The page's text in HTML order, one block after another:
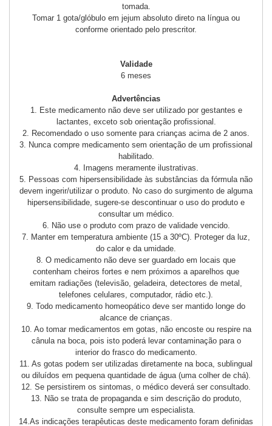
tomada.
Tomar 1 gota/glóbulo em jejum absoluto direto na língua ou
conforme orientado pelo prescritor.
Validade
6 meses
Advertências
1. Este medicamento não deve ser utilizado por gestantes e
lactantes, exceto sob orientação profissional.
2. Recomendado o uso somente para crianças acima de 2 anos.
3. Nunca compre medicamento sem orientação de um profissional
habilitado.
4. Imagens meramente ilustrativas.
5. Pessoas com hipersensibilidade às substâncias da fórmula não
devem ingerir/utilizar o produto. No caso do surgimento de alguma
hipersensibilidade, sugere-se descontinuar o uso do produto e
consultar um médico.
6. Não use o produto com prazo de validade vencido.
7. Manter em temperatura ambiente (15 a 30ºC). Proteger da luz,
do calor e da umidade.
8. O medicamento não deve ser guardado em locais que
contenham cheiros fortes e nem próximos a aparelhos que
emitam radiações (televisão, geladeira, detectores de metal,
telefones celulares, computador, rádio etc.).
9. Todo medicamento homeopático deve ser mantido longe do
alcance de crianças.
10. Ao tomar medicamentos em gotas, não encoste ou respire na
cânula na boca, pois isto poderá levar contaminação para o
interior do frasco do medicamento.
11. As gotas podem ser utilizadas diretamente na boca, sublingual
ou diluídos em pequena quantidade de água (uma colher de chá).
12. Se persistirem os sintomas, o médico deverá ser consultado.
13. Não se trata de propaganda e sim descrição do produto,
consulte sempre um especialista.
14.As indicações terapêuticas deste medicamento foram definidas